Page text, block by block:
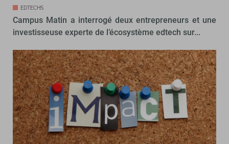
EDTECHS
Campus Matin a interrogé deux entrepreneurs et une
investisseuse experte de l’écosystème edtech sur...